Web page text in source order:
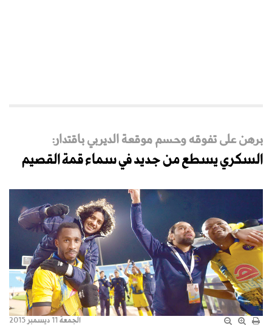
برهن على تفوقه وحسم موقعة الديربي باقتدار:
السكري يسطع من جديد في سماء قمة القصيم
الجمعة 11 ديسمبر 2015